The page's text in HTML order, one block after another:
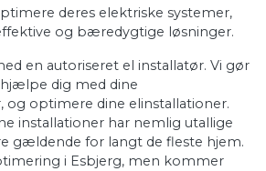
deres elektriske systemer,
og bæredygtige løsninger.
en autoriseret el installatør. Vi gør
dig med dine
og optimere dine elinstallationer.
installationer har nemlig utallige
gældende for langt de fleste hjem.
i Esbjerg, men kommer